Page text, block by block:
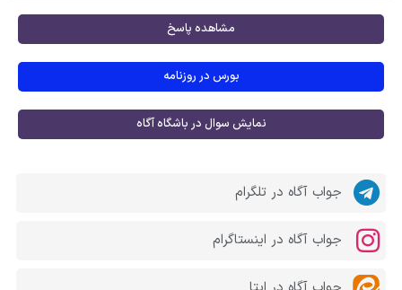
مشاهده پاسخ
بورس در روزنامه
نمایش سوال در باشگاه آگاه
جواب آگاه در تلگرام
جواب آگاه در اینستاگرام